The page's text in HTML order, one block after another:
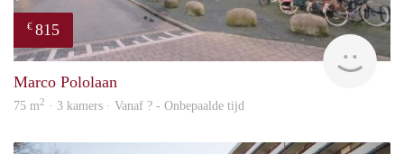
€ 815
Marco Pololaan
75 m2 · 3 kamers · Vanaf ? - Onbepaalde tijd